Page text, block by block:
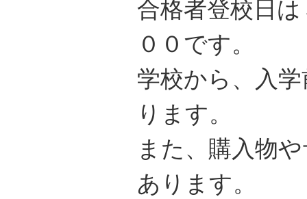
合格者登校日
００です。
学校から、入
ります。
また、購入物
あります。